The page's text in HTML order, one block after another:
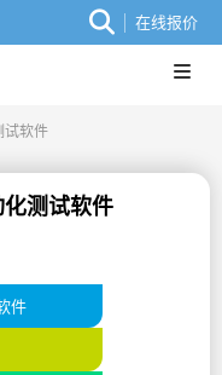
在线报价
试软件
化测试软件
件